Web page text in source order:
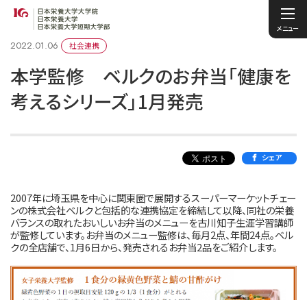
メニュー
2022.01.06 社会連携
本学監修 ベルクのお弁当「健康を
考えるシリーズ」1月発売
シェア
2007年に埼玉県を中心に関東圏で展開するスーパーマーケットチェー
ンの株式会社ベルクと包括的な連携協定を締結して以降、同社の栄養
バランスの取れたおいしいお弁当のメニューを古川知子生涯学習講師
が監修しています。お弁当のメニュー監修は、毎月2点、年間24点。ベル
クの全店舗で、1月6日から、発売されるお弁当2品をご紹介します。